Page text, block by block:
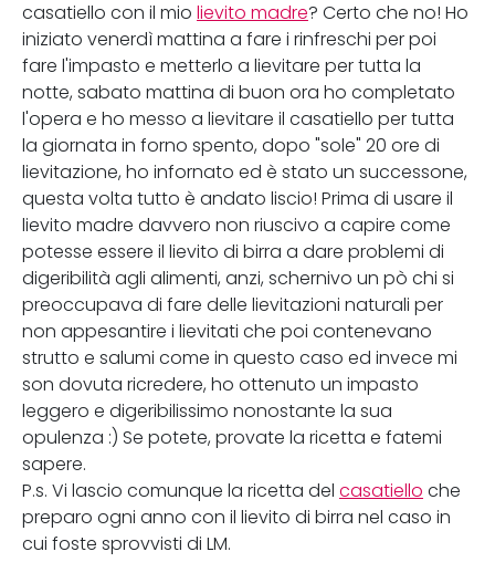
casatiello con il mio lievito madre? Certo che no! Ho
iniziato venerdì mattina a fare i rinfreschi per poi
fare l'impasto e metterlo a lievitare per tutta la
notte, sabato mattina di buon ora ho completato
l'opera e ho messo a lievitare il casatiello per tutta
la giornata in forno spento, dopo "sole" 20 ore di
lievitazione, ho infornato ed è stato un successone,
questa volta tutto è andato liscio! Prima di usare il
lievito madre davvero non riuscivo a capire come
potesse essere il lievito di birra a dare problemi di
digeribilità agli alimenti, anzi, schernivo un pò chi si
preoccupava di fare delle lievitazioni naturali per
non appesantire i lievitati che poi contenevano
strutto e salumi come in questo caso ed invece mi
son dovuta ricredere, ho ottenuto un impasto
leggero e digeribilissimo nonostante la sua
opulenza :) Se potete, provate la ricetta e fatemi
sapere.
P.s. Vi lascio comunque la ricetta del casatiello che
preparo ogni anno con il lievito di birra nel caso in
cui foste sprovvisti di LM.